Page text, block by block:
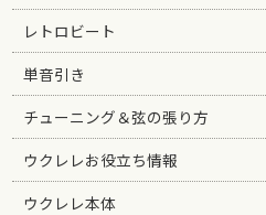
レトロビート
単音引き
チューニング＆弦の張り方
ウクレレお役立ち情報
ウクレレ本体